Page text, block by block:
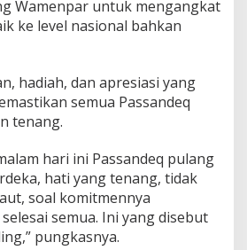
Wamenpar untuk mengangkat
ke level nasional bahkan
hadiah, dan apresiasi yang
semua Passandeq
tenang.
hari ini Passandeq pulang
hati yang tenang, tidak
soal komitmennya
semua. Ini yang disebut
pungkasnya.